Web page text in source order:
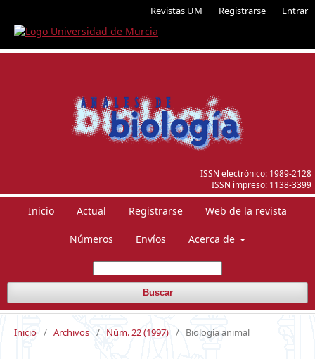
Revistas UM Registrarse Entrar
ISSN electrónico: 1989-2128
ISSN impreso: 1138-3399
Inicio Actual Registrarse Web de la revista
Números Envíos Acerca de
Buscar
Inicio / Archivos / Núm. 22 (1997) / Biología animal